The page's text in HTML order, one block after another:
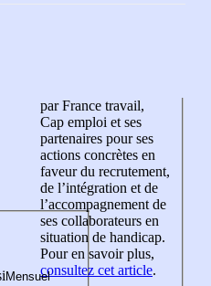
par France travail,
Cap emploi et ses
partenaires pour ses
actions concrètes en
faveur du recrutement,
de l’intégration et de
l’accompagnement de
ses collaborateurs en
situation de handicap.
Pour en savoir plus,
consultez cet article.